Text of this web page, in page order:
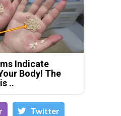
Indicate
Body! The
..
Тwitter